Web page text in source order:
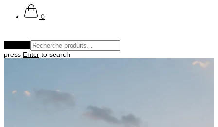
0
press Enter to search